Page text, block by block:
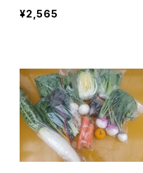
ズ） ※火曜または木曜発
¥2,565